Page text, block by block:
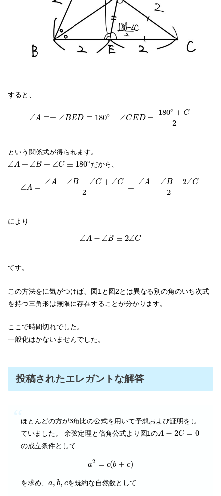
すると、
∠A ≡= ∠BED ≡ 180∘ − ∠CED =
180∘ + C
2
∘+C 2
という関係式が得られます。
∠A + ∠B + ∠C ≡ 180∘
∠ A + B+ ∠ ≡180 ∘ だから、
∠A =
∠A + ∠B + ∠C + ∠C
2
=
∠A + ∠B + 2∠C
2
A= ∠ A +∠B + ∠C+ ∠ C2= + ∠ B 2 ∠ C 2
により
∠A − ∠B ≡ 2∠C
∠ ∠ B ≡2 ∠ C
です。
この方法をに気がつけば、図1と図2とは異なる別の角のいち次式
を持つ三角形は無限に存在することが分かります。
ここで時間切れでした。
一般化はかないませんでした。
投稿されたエレガントな解答
ほとんどの方が3角比の公式を用いて予想および証明をし
ていました。 余弦定理と倍角公式より図1のA − 2C = 0
A C=0
の成立条件として
a2 = c(b + c)
a (b
を求め、a, b, c
a b, cを既約な自然数として